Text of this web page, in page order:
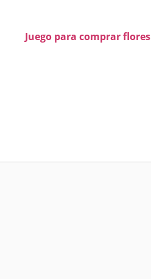
Juego para comprar flores